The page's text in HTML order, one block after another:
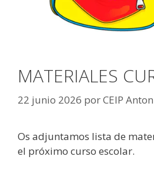
MATERIALES
22 junio 2026 porCEIP
Os adjuntamos lista de
el próximo curso escolar.